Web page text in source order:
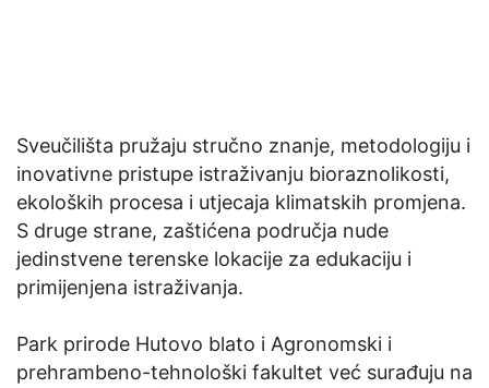
Sveučilišta pružaju stručno znanje, metodologiju i
inovativne pristupe istraživanju bioraznolikosti,
ekoloških procesa i utjecaja klimatskih promjena.
S druge strane, zaštićena područja nude
jedinstvene terenske lokacije za edukaciju i
primijenjena istraživanja.
Park prirode Hutovo blato i Agronomski i
prehrambeno-tehnološki fakultet već surađuju na